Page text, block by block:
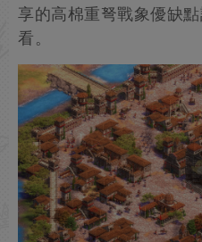
享的高棉重弩戰象優缺
看。